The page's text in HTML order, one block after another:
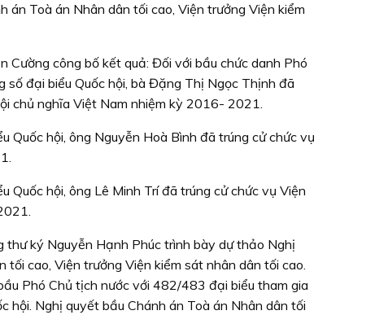
án Toà án Nhân dân tối cao, Viện trưởng Viện kiểm
Cường công bố kết quả: Đối với bầu chức danh Phó
đại biểu Quốc hội, bà Đặng Thị Ngọc Thịnh đã
chủ nghĩa Việt Nam nhiệm kỳ 2016- 2021.
Quốc hội, ông Nguyễn Hoà Bình đã trúng cử chức vụ
hội, ông Lê Minh Trí đã trúng cử chức vụ Viện
thư ký Nguyễn Hạnh Phúc trình bày dự thảo Nghị
cao, Viện trưởng Viện kiểm sát nhân dân tối cao.
Phó Chủ tịch nước với 482/483 đại biểu tham gia
hội. Nghị quyết bầu Chánh án Toà án Nhân dân tối